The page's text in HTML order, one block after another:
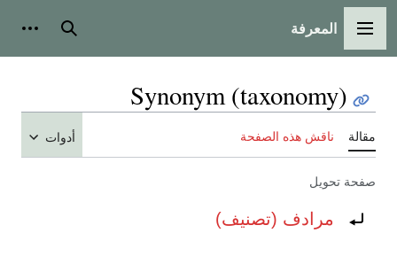
القائمة الرئيسية
المعرفة بحث
Synonym (taxonomy)
مقالة ناقش هذه الصفحة أدوات
صفحة تحويل
تحويل إلى:مرادف (تصنيف)